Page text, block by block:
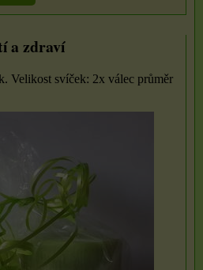
a zdraví
Velikost svíček: 2x válec průměr